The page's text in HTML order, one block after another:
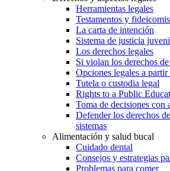
Herramientas legales
Testamentos y
La carta de intención
Sistema de justicia
Los derechos legales
Si violan los derechos
Opciones legales a
Tutela o custodia legal
Rights to a Public
Toma de decisiones con
Defender los derechos
sistemas
Alimentación y salud bucal
Cuidado dental
Consejos y estrategias
Problemas para comer